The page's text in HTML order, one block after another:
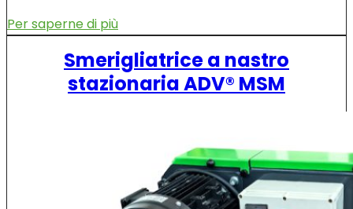
Per saperne di più
Smerigliatrice a nastro
stazionaria ADV® MSM